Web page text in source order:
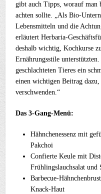
gibt auch Tipps, worauf man
achten sollte. „Als Bio-
Lebensmitteln und die
erläutert Herbaria-
deshalb wichtig, Kochkurse
Ernährungsstile
geschlachteten Tieres ein
einen wichtigen Beitrag
verschwenden.“
Das 3-Gang-Menü:
Hähnchenessenz mit
Pakchoi
Confierte Keule mit
Frühlingslauchsalat und
Barbecue-
Knack-Haut